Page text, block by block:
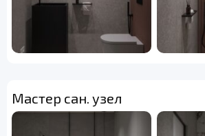
Мастер сан. узел